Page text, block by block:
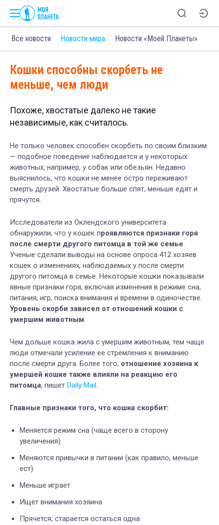
Все новости Новости мира Новости «Моей Планеты»
Кошки способны скорбеть не
меньше, чем люди
Похоже, хвостатые далеко не такие
независимые, как считалось.
Не только человек способен скорбеть по своим близким
— подобное поведение наблюдается и у некоторых
животных, например, у собак или обезьян. Недавно
выяснилось, что кошки не менее остро переживают
смерть друзей. Хвостатые больше спят, меньше едят и
прячутся.
Исследователи из Оклендского университета
обнаружили, что у кошек проявляются признаки горя
после смерти другого питомца в той же семье.
Ученые сделали выводы на основе опроса 412 хозяев
кошек о изменениях, наблюдаемых у после смерти
другого питомца в семье. Некоторые кошки показывали
явные признаки горя, включая изменения в режиме сна,
питания, игр, поиска внимания и времени в одиночестве.
Уровень скорби зависел от отношений кошки с
умершим животным.
Чем дольше кошка жила с умершим животным, тем чаще
люди отмечали усиление ее стремления к вниманию
после смерти друга. Более того, отношение хозяина к
умершей кошке также влияли на реакцию его
питомца, пишет Daily Mail.
Главные признаки того, что кошка скорбит:
Меняется режим сна (чаще всего в сторону
увеличения)
Меняются привычки в питании (как правило, меньше
ест)
Меньше играет
Ищет внимания хозяина
Прячется, старается остаться одна